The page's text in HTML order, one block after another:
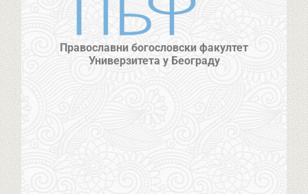
Православни богословски факултет
Универзитета у Београду